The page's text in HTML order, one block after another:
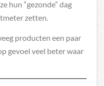
hun “gezonde” dag
zetten.
producten een paar
gevoel veel beter waar